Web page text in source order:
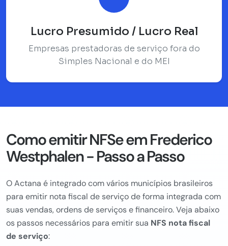
Lucro Presumido / Lucro Real
Empresas prestadoras de serviço fora do
Simples Nacional e do MEI
Como emitir NFSe em Frederico
Westphalen - Passo a Passo
O Actana é integrado com vários municípios brasileiros
para emitir nota fiscal de serviço de forma integrada com
suas vendas, ordens de serviços e financeiro. Veja abaixo
os passos necessários para emitir sua NFS nota fiscal
de serviço: